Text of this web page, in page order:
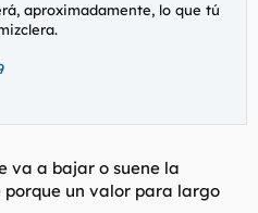
aproximadamente, lo que tú
va a bajar o suene la
un valor para largo